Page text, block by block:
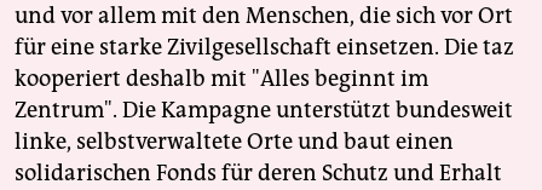
und vor allem mit den Menschen, die sich vor Ort
für eine starke Zivilgesellschaft einsetzen. Die taz
kooperiert deshalb mit "Alles beginnt im
Zentrum". Die Kampagne unterstützt bundesweit
linke, selbstverwaltete Orte und baut einen
solidarischen Fonds für deren Schutz und Erhalt